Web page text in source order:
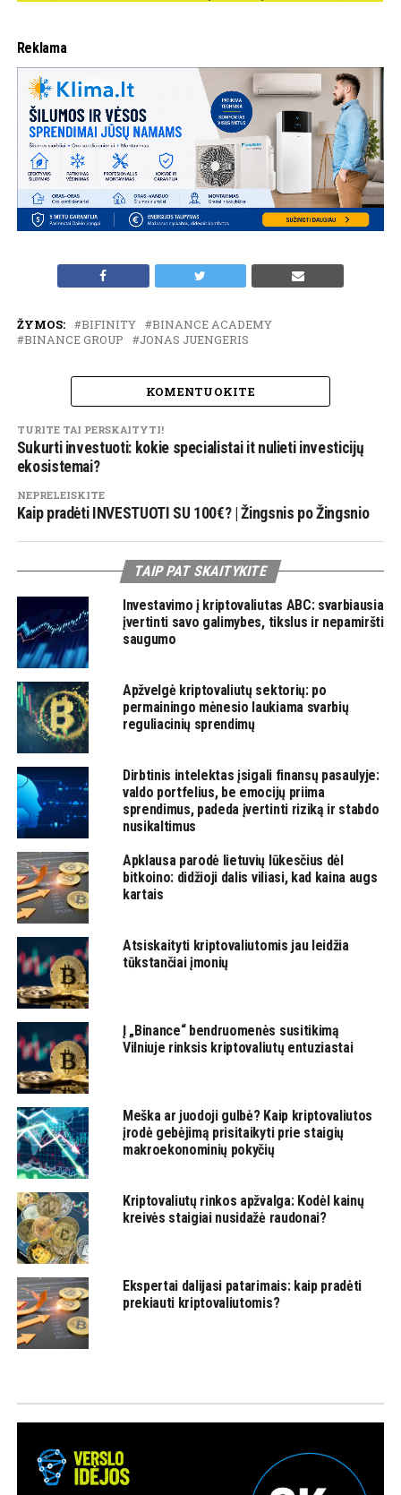
Reklama
ŽYMOS: BIFINITY
BINANCE ACADEMY
BINANCE GROUP
JONAS JUENGERIS
KOMENTUOKITE
TURITE TAI PERSKAITYTI!
Sukurti investuoti: kokie specialistai it nulieti investicijų
ekosistemai?
NEPRELEISKITE
Kaip pradėti INVESTUOTI SU 100€? | Žingsnis po Žingsnio
TAIP PAT SKAITYKITE
Investavimo į kriptovaliutas ABC: svarbiausia
įvertinti savo galimybes, tikslus ir nepamiršti
saugumo
Apžvelgė kriptovaliutų sektorių: po
permainingo mėnesio laukiama svarbių
reguliacinių sprendimų
Dirbtinis intelektas įsigali finansų pasaulyje:
valdo portfelius, be emocijų priima
sprendimus, padeda įvertinti riziką ir stabdo
nusikaltimus
Apklausa parodė lietuvių lūkesčius dėl
bitkoino: didžioji dalis viliasi, kad kaina augs
kartais
Atsiskaityti kriptovaliutomis jau leidžia
tūkstančiai įmonių
Į „Binance“ bendruomenės susitikimą
Vilniuje rinksis kriptovaliutų entuziastai
Meška ar juodoji gulbė? Kaip kriptovaliutos
įrodė gebėjimą prisitaikyti prie staigių
makroekonominių pokyčių
Kriptovaliutų rinkos apžvalga: Kodėl kainų
kreivės staigiai nusidažė raudonai?
Ekspertai dalijasi patarimais: kaip pradėti
prekiauti kriptovaliutomis?